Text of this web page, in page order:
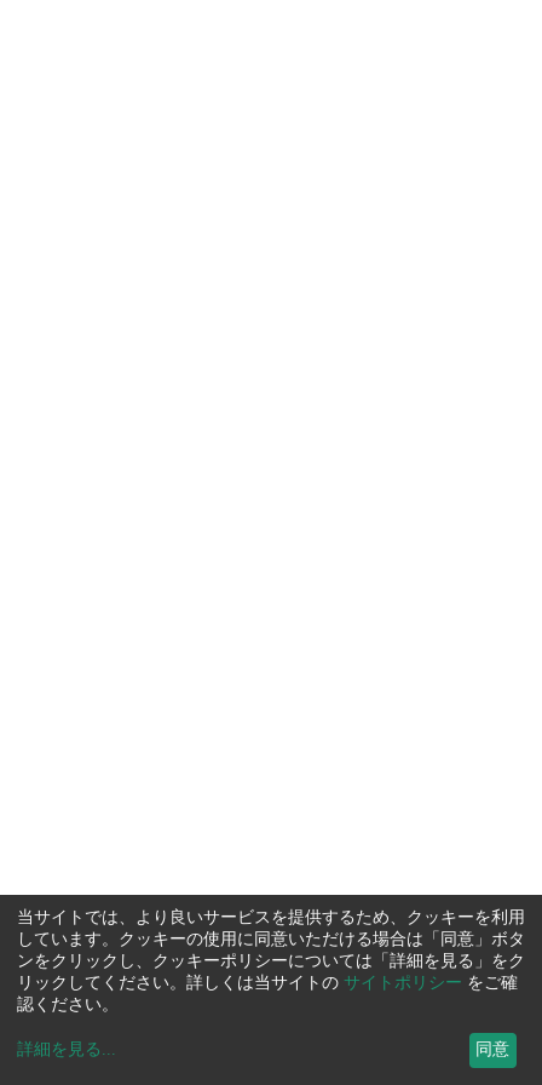
当サイトでは、より良いサービスを提供するため、クッキーを利用
しています。クッキーの使用に同意いただける場合は「同意」ボタ
ンをクリックし、クッキーポリシーについては「詳細を見る」をク
リックしてください。詳しくは当サイトの サイトポリシー をご確
認ください。
詳細を見る ... 同意